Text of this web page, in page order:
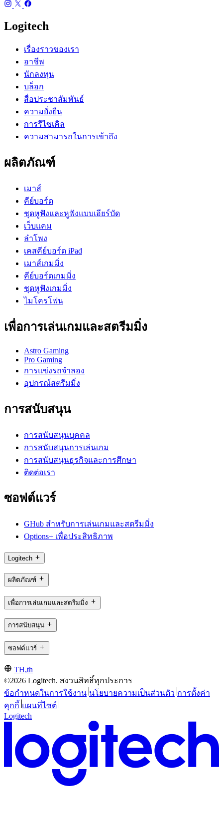
Logitech
เรื่องราวของเรา
อาชีพ
นักลงทุน
บล็อก
สื่อประชาสัมพันธ์
ความยั่งยืน
การรีไซเคิล
ความสามารถในการเข้าถึง
ผลิตภัณฑ์
เมาส์
คีย์บอร์ด
ชุดหูฟังและหูฟังแบบเอียร์บัด
เว็บแคม
ลำโพง
เคสคีย์บอร์ด iPad
เมาส์เกมมิ่ง
คีย์บอร์ดเกมมิ่ง
ชุดหูฟังเกมมิ่ง
ไมโครโฟน
เพื่อการเล่นเกมและสตรีมมิ่ง
Astro Gaming
Pro Gaming
การแข่งรถจำลอง
อุปกรณ์สตรีมมิ่ง
การสนับสนุน
การสนับสนุนบุคคล
การสนับสนุนการเล่นเกม
การสนับสนุนธุรกิจและการศึกษา
ติดต่อเรา
ซอฟต์แวร์
GHub สำหรับการเล่นเกมและสตรีมมิ่ง
Options+ เพื่อประสิทธิภาพ
Logitech
ผลิตภัณฑ์
เพื่อการเล่นเกมและสตรีมมิ่ง
การสนับสนุน
ซอฟต์แวร์
TH,th
©2026 Logitech. สงวนสิทธิ์ทุกประการ
ข้อกำหนดในการใช้งาน นโยบายความเป็นส่วนตัว การตั้งค่า
คุกกี้ แผนที่ไซต์
Logitech